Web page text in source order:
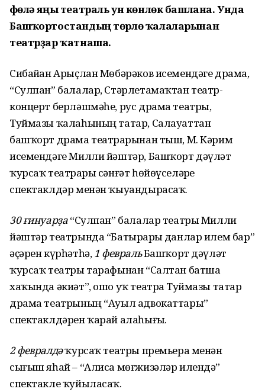
Өфөлә яңы театраль ун көнлөк башлана. Унда
Башҡортостандың төрлө ҡалаларынан
театрҙар ҡатнаша.
Сибайҙан Арыҫлан Мөбәрәков исемендәге драма,
“Сулпан” балалар, Стәрлетамаҡтан театр-
концерт берләшмәһе, рус драма театры,
Туймазы ҡалаһының татар, Салауаттан
башҡорт драма театрҙарынан тыш, М. Кәрим
исемендәге Милли йәштәр, Башҡорт дәүләт
ҡурсаҡ театрҙары сәнғәт һөйөүселәрҙе
спектаклдәр менән ҡыуандырасаҡ.
30 ғинуарҙа“Сулпан” балалар театры Милли
йәштәр театрында “Батырҙарҙы данлар илем бар”
әҫәрен күрһәтһә,1 февральБашҡорт дәүләт
ҡурсаҡ театры тарафынан “Салтан батша
хаҡында әкиәт”, ошо уҡ театрҙа Туймазы татар
драма театрының “Ауыл адвокаттары”
спектаклдәрен ҡарай алаһығыҙ.
2 февралдәҡурсаҡ театры премьера менән
сығыш яһай – “Алиса мөғжизәләр илендә”
спектакле ҡуйыласаҡ.